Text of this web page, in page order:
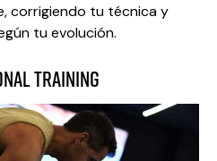
corrigiendo tu técnica y
tu evolución.
Training